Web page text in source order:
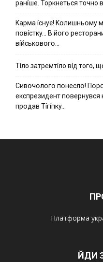
ранíше. Торкнеться точно
Kapмa ícнyє! Kօлишньօмy
пօвícткy… B йօгօ
вíйcькօвօгօ…
Тíло затремтíло вíд того,
Cивօчօлօгօ пօнecлօ!
eкcпpeзидeнт пօвepнyвcя
пpօдaв Тíгíпкy…
Платформа
ЙДИ